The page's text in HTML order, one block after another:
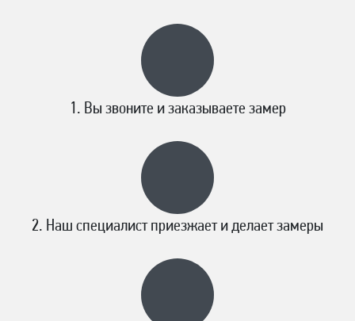
Вы звоните и заказываете замер
Наш специалист приезжает и делает замеры